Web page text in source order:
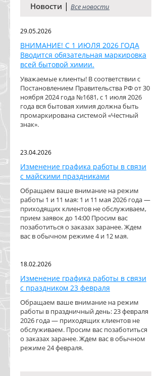
Новости | Все новости
29.05.2026
ВНИМАНИЕ! С 1 ИЮЛЯ 2026 ГОДА
Вводится обязательная маркировка
всей бытовой химии.
Уважаемые клиенты! В соответствии с
Постановлением Правительства РФ от 30
ноября 2024 года №1681, с 1 июля 2026
года вся бытовая химия должна быть
промаркирована системой «Честный
знак».
23.04.2026
Изменение графика работы в связи
с майскими праздниками
Обращаем ваше внимание на режим
работы 1 и 11 мая: 1 и 11 мая 2026 года —
приходящих клиентов не обслуживаем,
прием заявок до 14:00 Просим вас
позаботиться о заказах заранее. Ждем
вас в обычном режиме 4 и 12 мая.
18.02.2026
Изменение графика работы в связи
с праздником 23 февраля
Обращаем ваше внимание на режим
работы в праздничный день: 23 февраля
2026 года — приходящих клиентов не
обслуживаем. Просим вас позаботиться
о заказах заранее. Ждем вас в обычном
режиме 24 февраля.